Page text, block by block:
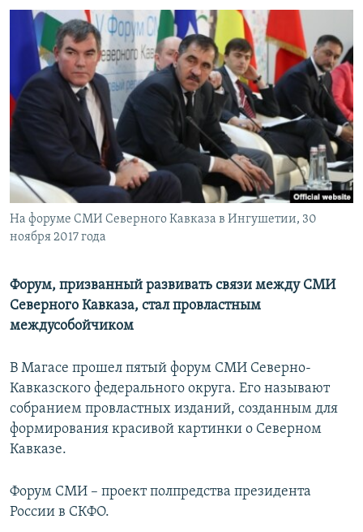
навигации
Вернутся
поиску
IDEL.РЕАЛИИ
КАВКАЗ.РЕАЛИИ
СЕВЕР.РЕАЛИИ
СИБИРЬ.РЕАЛИИ
РАСПИСАНИЕ ВЕЩАНИЯ
ПОДПИШИТЕСЬ НА РАССЫЛКУ
СОЦИАЛЬНЫЕ СЕТИ
Все сайты РСЕ/РС
На форуме СМИ Северного Кавказа в Ингушетии, 30
ноября 2017 года
Форум, призванный развивать связи между СМИ
Северного Кавказа, стал провластным
междусобойчиком
В Магасе прошел пятый форум СМИ Северно-
Кавказского федерального округа. Его называют
собранием провластных изданий, созданным для
формирования красивой картинки о Северном
Кавказе.
Форум СМИ – проект полпредства президента
России в СКФО.